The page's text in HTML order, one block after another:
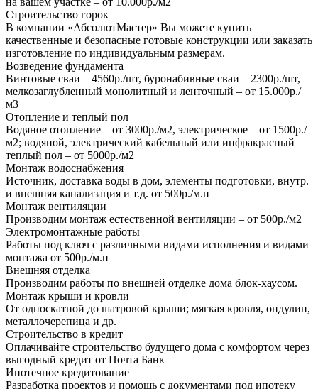
Строительство горок
В компании «АбсолютМастер» Вы можете купить
качественные и безопасные готовые конструкции или заказать
изготовление по индивидуальным размерам.
Возведение фундамента
Винтовые сваи – 4560р./шт, буронабивные сваи – 2300р./шт,
мелкозаглубленный монолитный и ленточный – от 15.000р./
м3
Отопление и теплый пол
Водяное отопление – от 3000р./м2, электрическое – от 1500р./
м2; водяной, электрический кабельный или инфракрасный
теплый пол – от 5000р./м2
Монтаж водоснабжения
Источник, доставка воды в дом, элементы подготовки, внутр.
и внешняя канализация и т.д. от 500р./м.п
Монтаж вентиляции
Производим монтаж естественной вентиляции – от 500р./м2
Электромонтажные работы
Работы под ключ с различными видами исполнения и видами
монтажа от 500р./м.п
Внешняя отделка
Производим работы по внешней отделке дома блок-хаусом.
Монтаж крыши и кровли
От односкатной до шатровой крыши; мягкая кровля, ондулин,
металлочерепица и др.
Строительство в кредит
Оплачивайте строительство будущего дома с комфортом через
выгодный кредит от Почта Банк
Ипотечное кредитование
Разработка проектов и помощь с документами под ипотеку